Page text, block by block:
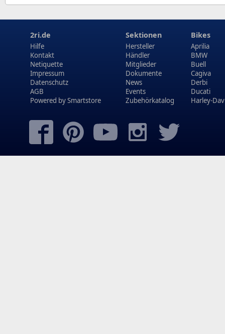
2ri.de
Hilfe
Kontakt
Netiquette
Impressum
Datenschutz
AGB
Powered bySmartstore
Sektionen
Hersteller
Händler
Mitglieder
Dokumente
News
Events
Zubehörkatalog
Bikes
Aprilia
BMW
Buell
Cagiva
Derbi
Ducati
Harley-